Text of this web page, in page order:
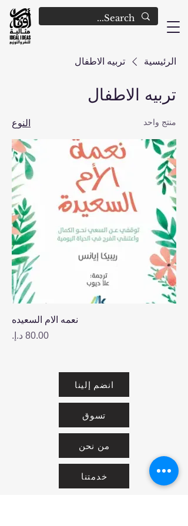
الرئيسية تربيه الاطفال
تربيه الاطفال
منتج واحد النوع
نعمه الام السعيده
السعر
انضم إلينا
تسوق
من نحن
خدمتنا